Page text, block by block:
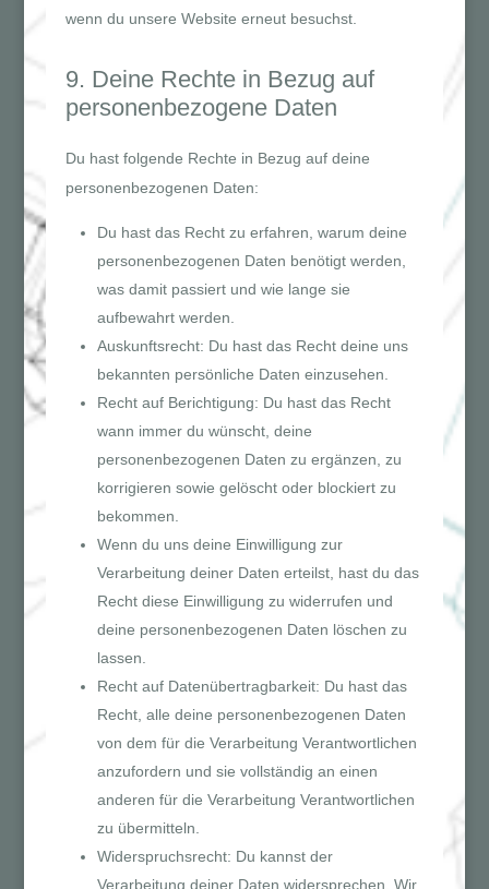
wenn du unsere Website erneut besuchst.
9. Deine Rechte in Bezug auf
personenbezogene Daten
Du hast folgende Rechte in Bezug auf deine
personenbezogenen Daten:
Du hast das Recht zu erfahren, warum deine
personenbezogenen Daten benötigt werden,
was damit passiert und wie lange sie
aufbewahrt werden.
Auskunftsrecht: Du hast das Recht deine uns
bekannten persönliche Daten einzusehen.
Recht auf Berichtigung: Du hast das Recht
wann immer du wünscht, deine
personenbezogenen Daten zu ergänzen, zu
korrigieren sowie gelöscht oder blockiert zu
bekommen.
Wenn du uns deine Einwilligung zur
Verarbeitung deiner Daten erteilst, hast du das
Recht diese Einwilligung zu widerrufen und
deine personenbezogenen Daten löschen zu
lassen.
Recht auf Datenübertragbarkeit: Du hast das
Recht, alle deine personenbezogenen Daten
von dem für die Verarbeitung Verantwortlichen
anzufordern und sie vollständig an einen
anderen für die Verarbeitung Verantwortlichen
zu übermitteln.
Widerspruchsrecht: Du kannst der
Verarbeitung deiner Daten widersprechen. Wir